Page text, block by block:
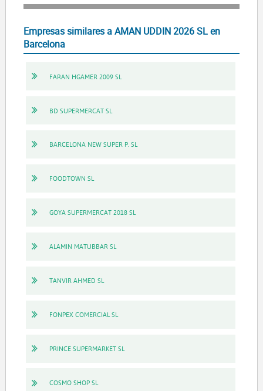
Empresas similares a AMAN UDDIN 2026 SL en
Barcelona
FARAN HGAMER 2009 SL
BD SUPERMERCAT SL
BARCELONA NEW SUPER P. SL
FOODTOWN SL
GOYA SUPERMERCAT 2018 SL
ALAMIN MATUBBAR SL
TANVIR AHMED SL
FONPEX COMERCIAL SL
PRINCE SUPERMARKET SL
COSMO SHOP SL